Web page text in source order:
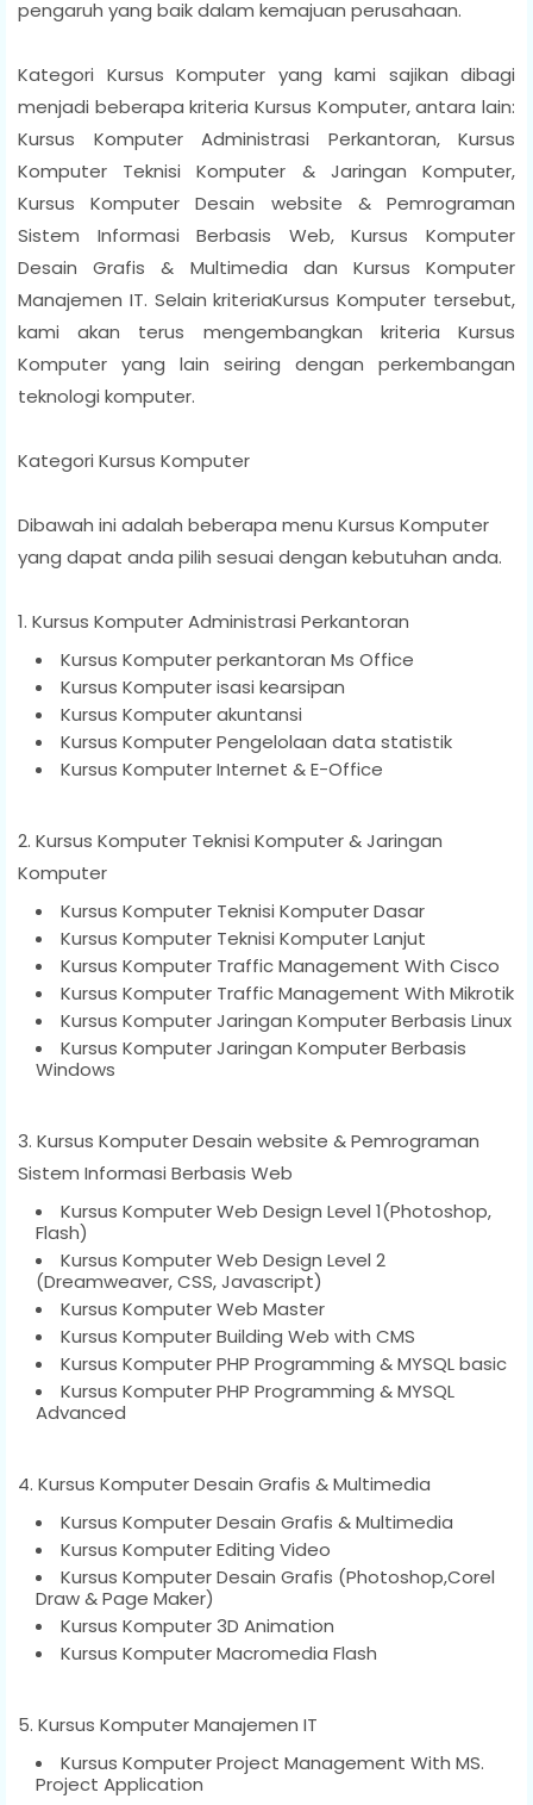
pengaruh yang baik dalam kemajuan perusahaan.
Kategori Kursus Komputer yang kami sajikan dibagi
menjadi beberapa kriteria Kursus Komputer, antara lain:
Kursus Komputer Administrasi Perkantoran, Kursus
Komputer Teknisi Komputer & Jaringan Komputer,
Kursus Komputer Desain website & Pemrograman
Sistem Informasi Berbasis Web, Kursus Komputer
Desain Grafis & Multimedia dan Kursus Komputer
Manajemen IT. Selain kriteriaKursus Komputer tersebut,
kami akan terus mengembangkan kriteria Kursus
Komputer yang lain seiring dengan perkembangan
teknologi komputer.
Kategori Kursus Komputer
Dibawah ini adalah beberapa menu Kursus Komputer
yang dapat anda pilih sesuai dengan kebutuhan anda.
1. Kursus Komputer Administrasi Perkantoran
Kursus Komputer perkantoran Ms Office
Kursus Komputer isasi kearsipan
Kursus Komputer akuntansi
Kursus Komputer Pengelolaan data statistik
Kursus Komputer Internet & E-Office
2. Kursus Komputer Teknisi Komputer & Jaringan
Komputer
Kursus Komputer Teknisi Komputer Dasar
Kursus Komputer Teknisi Komputer Lanjut
Kursus Komputer Traffic Management With Cisco
Kursus Komputer Traffic Management With Mikrotik
Kursus Komputer Jaringan Komputer Berbasis Linux
Kursus Komputer Jaringan Komputer Berbasis
Windows
3. Kursus Komputer Desain website & Pemrograman
Sistem Informasi Berbasis Web
Kursus Komputer Web Design Level 1(Photoshop,
Flash)
Kursus Komputer Web Design Level 2
(Dreamweaver, CSS, Javascript)
Kursus Komputer Web Master
Kursus Komputer Building Web with CMS
Kursus Komputer PHP Programming & MYSQL basic
Kursus Komputer PHP Programming & MYSQL
Advanced
4. Kursus Komputer Desain Grafis & Multimedia
Kursus Komputer Desain Grafis & Multimedia
Kursus Komputer Editing Video
Kursus Komputer Desain Grafis (Photoshop,Corel
Draw & Page Maker)
Kursus Komputer 3D Animation
Kursus Komputer Macromedia Flash
5. Kursus Komputer Manajemen IT
Kursus Komputer Project Management With MS.
Project Application